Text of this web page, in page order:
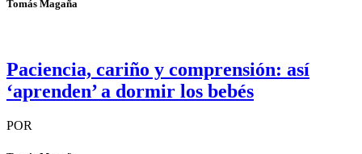
Tomás Magaña
Paciencia, cariño y comprensión: así
‘aprenden’ a dormir los bebés
POR